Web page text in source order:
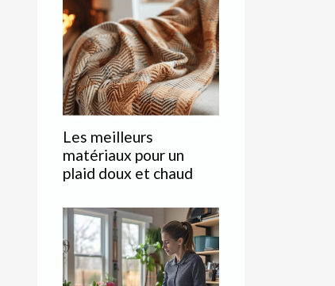
Les meilleurs
matériaux pour un
plaid doux et chaud